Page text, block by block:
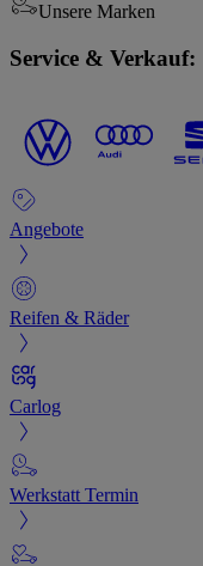
Unsere Marken
Service & Verkauf:
Angebote
Reifen & Räder
Carlog
Werkstatt Termin